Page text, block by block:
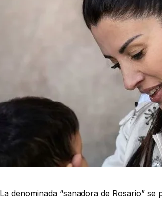
La denominada “sanadora de Rosario”